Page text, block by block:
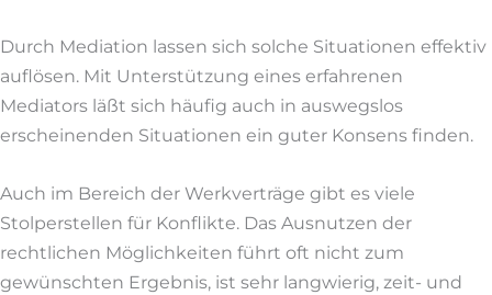
Durch Mediation lassen sich solche Situationen effektiv
auflösen. Mit Unterstützung eines erfahrenen
Mediators läßt sich häufig auch in auswegslos
erscheinenden Situationen ein guter Konsens finden.
Auch im Bereich der Werkverträge gibt es viele
Stolperstellen für Konflikte. Das Ausnutzen der
rechtlichen Möglichkeiten führt oft nicht zum
gewünschten Ergebnis, ist sehr langwierig, zeit- und